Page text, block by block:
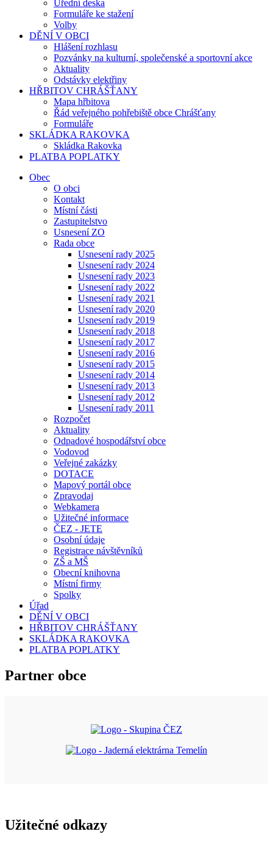
Úřední deska
Formuláře ke stažení
Volby
DĚNÍ V OBCI
Hlášení rozhlasu
Pozvánky na kulturní, společenské a sportovní akce
Aktuality
Odstávky elektřiny
HŘBITOV CHRÁŠŤANY
Mapa hřbitova
Řád veřejného pohřebiště obce Chrášťany
Formuláře
SKLÁDKA RAKOVKA
Skládka Rakovka
PLATBA POPLATKY
Obec
O obci
Kontakt
Místní části
Zastupitelstvo
Usnesení ZO
Rada obce
Usnesení rady 2025
Usnesení rady 2024
Usnesení rady 2023
Usnesení rady 2022
Usnesení rady 2021
Usnesení rady 2020
Usnesení rady 2019
Usnesení rady 2018
Usnesení rady 2017
Usnesení rady 2016
Usnesení rady 2015
Usnesení rady 2014
Usnesení rady 2013
Usnesení rady 2012
Usnesení rady 2011
Rozpočet
Aktuality
Odpadové hospodářství obce
Vodovod
Veřejné zakázky
DOTACE
Mapový portál obce
Zpravodaj
Webkamera
Užitečné informace
ČEZ - JETE
Osobní údaje
Registrace návštěvníků
ZŠ a MŠ
Obecní knihovna
Místní firmy
Spolky
Úřad
DĚNÍ V OBCI
HŘBITOV CHRÁŠŤANY
SKLÁDKA RAKOVKA
PLATBA POPLATKY
Partner obce
Užitečné odkazy